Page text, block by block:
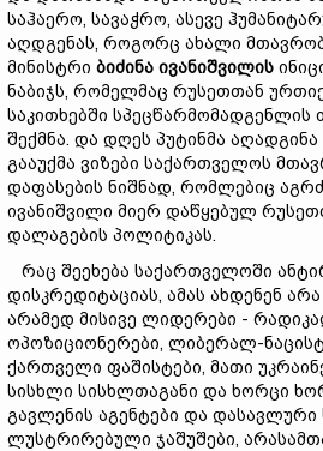
საჰაერო, სავაჭრო, ასევე
აღდგენას, როგორც ახალი
მინისტრი ბიძინა ივანიშვილის
ნაბიჯს, რომელმაც რუსეთთან
საკითხებში სპეცწარმომადგენლის
შექმნა. და დღეს პუტინმა
გააუქმა ვიზები საქართველოს
დაფასების ნიშნად, რომლებიც
ივანიშვილი მიერ დაწყებულ
დალაგების პოლიტიკას.
რაც შეეხება საქართველოში
დისკრედიტაციას, ამას ახდენენ
არამედ მისივე ლიდერები -
ოპოზიციონერები, ლიბერალ-
ქართველი ფაშისტები, მათი
სისხლი სისხლთაგანი და ხორცი
გავლენის აგენტები და დასავლური
ლუსტრირებული ჯაშუშები,